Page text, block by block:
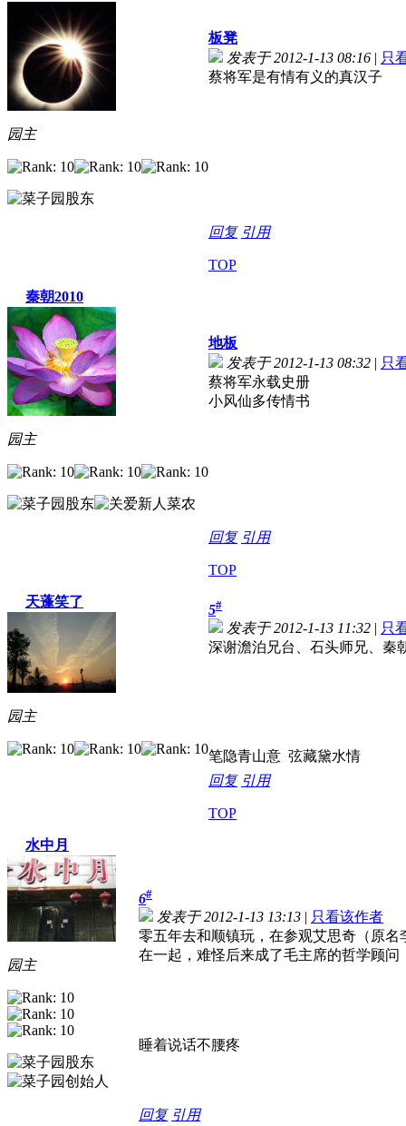
园主
板凳
发表于 2012-1-13 08:16 | 只
蔡将军是有情有义的真汉子
回复 引用
TOP
秦朝2010
园主
地板
发表于 2012-1-13 08:32 | 只
蔡将军永载史册
小风仙多传情书
回复 引用
TOP
天蓬笑了
园主
5#
发表于 2012-1-13 11:32 | 只
深谢澹泊兄台、石头师兄、秦
笔隐青山意 弦藏黛水情
回复 引用
TOP
水中月
园主
6#
发表于 2012-1-13 13:13 | 只看该作者
零五年去和顺镇玩，在参观艾思奇（原
在一起，难怪后来成了毛主席的哲学顾问
睡着说话不腰疼
回复 引用